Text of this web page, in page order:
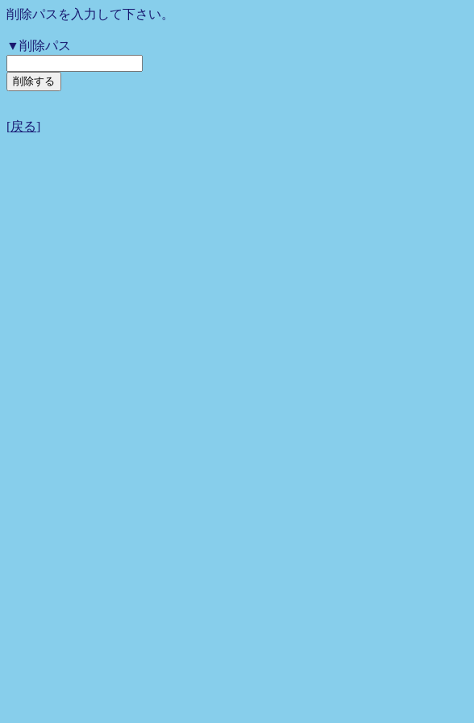
削除パスを入力して下さい。
▼削除パス
[戻る]